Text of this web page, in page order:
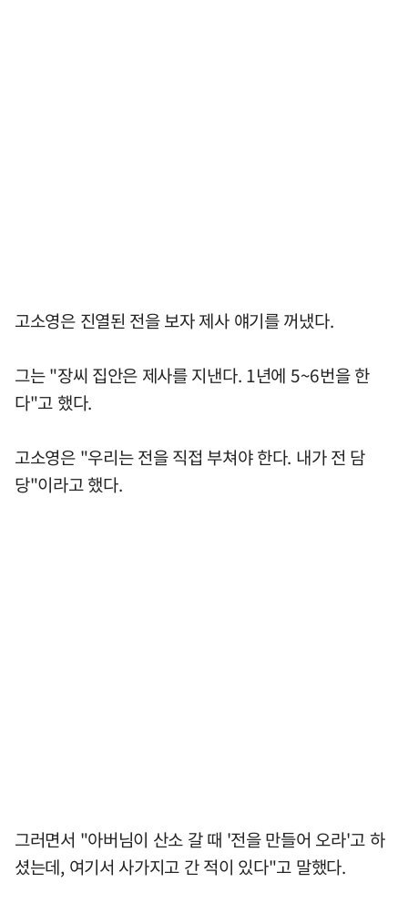
고소영은 진열된 전을 보자 제사 얘기를 꺼냈다.
그는 "장씨 집안은 제사를 지낸다. 1년에 5~6번을 한
다"고 했다.
고소영은 "우리는 전을 직접 부쳐야 한다. 내가 전 담
당"이라고 했다.
그러면서 "아버님이 산소 갈 때 '전을 만들어 오라'고 하
셨는데, 여기서 사가지고 간 적이 있다"고 말했다.